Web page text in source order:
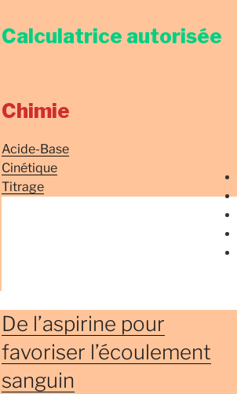
Calculatrice autorisée
Chimie
Acide-Base
Cinétique
Titrage
De l’aspirine pour
favoriser l’écoulement
sanguin